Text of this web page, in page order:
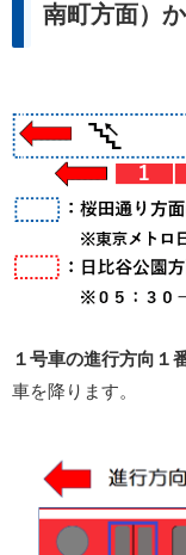
南町方面）
１号車の進行方向１
車を降ります。